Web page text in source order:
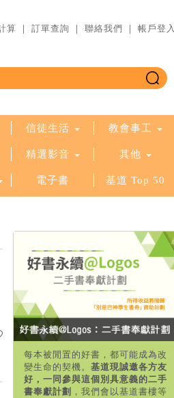
算 ｜ 訂單查詢 ｜ 聯絡我們 ｜ 帳戶登入
信徒生活 教會事工
精選影音 其他
電子書 基道 Top 50
每本被閒置的好書，都可能成為改
變生命的契機。 基道現誠邀各方友
好，一同參與這個別具意義的二手
書奉獻計劃 ，我們會以基道書樓等